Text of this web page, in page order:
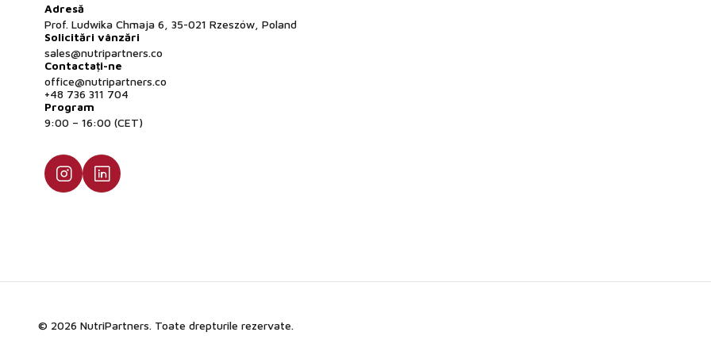
Adresă
Prof. Ludwika Chmaja 6, 35-021 Rzeszów, Poland
Solicitări vânzări
sales@nutripartners.co
Contactați-ne
office@nutripartners.co
+48 736 311 704
Program
9:00 – 16:00 (CET)
© 2026 NutriPartners. Toate drepturile rezervate.